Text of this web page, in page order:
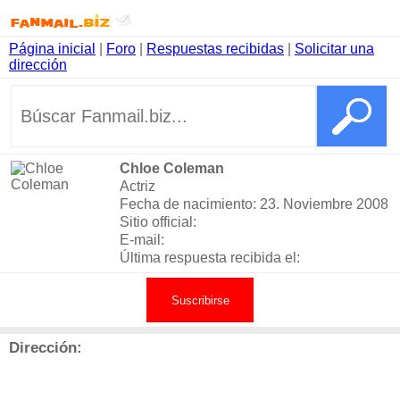
Página inicial Foro Respuestas recibidas
Solicitar una
dirección
Chloe Coleman
Actriz
Fecha de nacimiento: 23. Noviembre 2008
Sitio official:
E-mail:
Última respuesta recibida el:
Suscribirse
Dirección: